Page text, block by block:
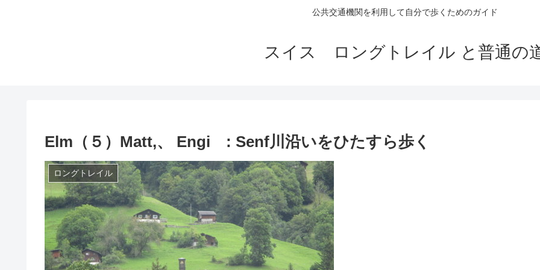
公共交通機関を利用して自分で歩くためのガイド
スイス ロングトレイル と普通の
Elm（５）Matt,、 Engi : Senf川沿いをひたすら歩く
ロングトレイル